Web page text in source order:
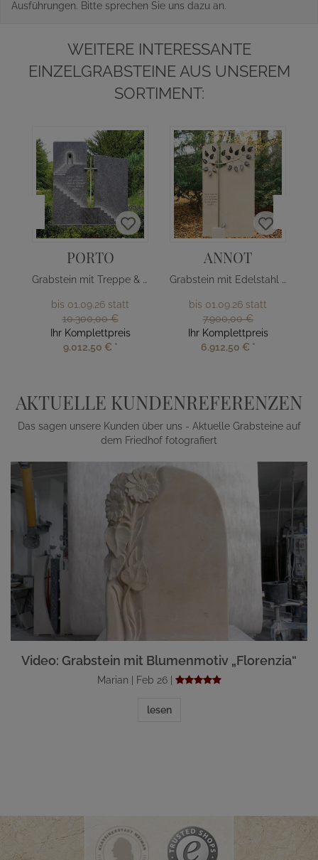
Ausführungen. Bitte sprechen Sie uns dazu an.
WEITERE INTERESSANTE
EINZELGRABSTEINE AUS UNSEREM
SORTIMENT:
PORTO
Grabstein mit Treppe & Edelstahl Kreuz
bis 01.09.26 statt
10.300,00 €
Ihr Komplettpreis
9.012,50 € *
ANNOT
Grabstein mit Edelstahl Baum
bis 01.09.26 statt
7.900,00 €
Ihr Komplettpreis
6.912,50 € *
AKTUELLE KUNDENREFERENZEN
Das sagen unsere Kunden über uns - Aktuelle Grabsteine auf
dem Friedhof fotografiert
Video: Grabstein mit Blumenmotiv „Florenzia“
Marian | Feb 26 |
lesen